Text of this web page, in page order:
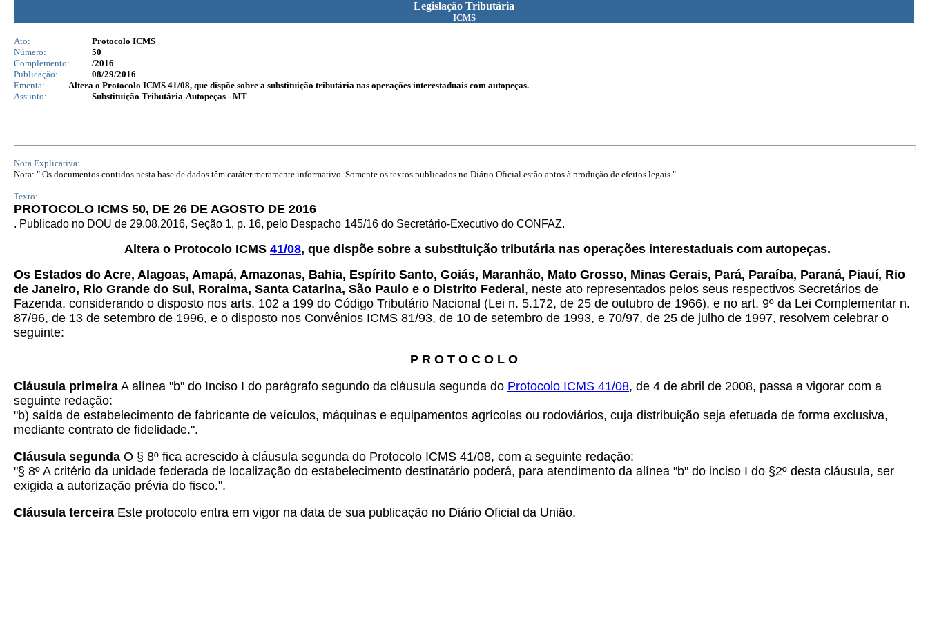
Legislação Tributária
ICMS
Ato:
Protocolo ICMS
Número:
50
Complemento:
/2016
Publicação:
08/29/2016
Ementa:
Altera o Protocolo ICMS 41/08, que dispõe sobre a substituição tributária nas operações interestaduais com autopeças.
Assunto:
Substituição Tributária-Autopeças - MT
Nota Explicativa:
Nota: " Os documentos contidos nesta base de dados têm caráter meramente informativo. Somente os textos publicados no Diário Oficial estão aptos à produção de efeitos legais."
Texto:
PROTOCOLO ICMS 50, DE 26 DE AGOSTO DE 2016
. Publicado no DOU de 29.08.2016, Seção 1, p. 16, pelo Despacho 145/16 do Secretário-Executivo do CONFAZ.
Altera o Protocolo ICMS 41/08, que dispõe sobre a substituição tributária nas operações interestaduais com autopeças.
Os Estados do Acre, Alagoas, Amapá, Amazonas, Bahia, Espírito Santo, Goiás, Maranhão, Mato Grosso, Minas Gerais, Pará, Paraíba, Paraná, Piauí, Rio
de Janeiro, Rio Grande do Sul, Roraima, Santa Catarina, São Paulo e o Distrito Federal , neste ato representados pelos seus respectivos Secretários de
Fazenda, considerando o disposto nos arts. 102 a 199 do Código Tributário Nacional (Lei n. 5.172, de 25 de outubro de 1966), e no art. 9º da Lei Complementar n.
87/96, de 13 de setembro de 1996, e o disposto nos Convênios ICMS 81/93, de 10 de setembro de 1993, e 70/97, de 25 de julho de 1997, resolvem celebrar o
seguinte:
P R O T O C O L O
Cláusula primeira A alínea "b" do Inciso I do parágrafo segundo da cláusula segunda do Protocolo ICMS 41/08, de 4 de abril de 2008, passa a vigorar com a
seguinte redação:
"b) saída de estabelecimento de fabricante de veículos, máquinas e equipamentos agrícolas ou rodoviários, cuja distribuição seja efetuada de forma exclusiva,
mediante contrato de fidelidade.".
Cláusula segunda O § 8º fica acrescido à cláusula segunda do Protocolo ICMS 41/08, com a seguinte redação:
"§ 8º A critério da unidade federada de localização do estabelecimento destinatário poderá, para atendimento da alínea "b" do inciso I do §2º desta cláusula, ser
exigida a autorização prévia do fisco.".
Cláusula terceira Este protocolo entra em vigor na data de sua publicação no Diário Oficial da União.